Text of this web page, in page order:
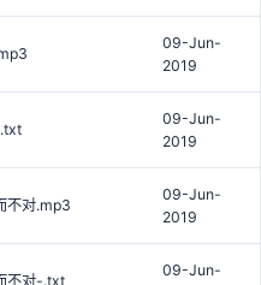
09-Jun-
2019
09-Jun-
2019
不对.mp3
09-Jun-
2019
不对-.txt
09-Jun-